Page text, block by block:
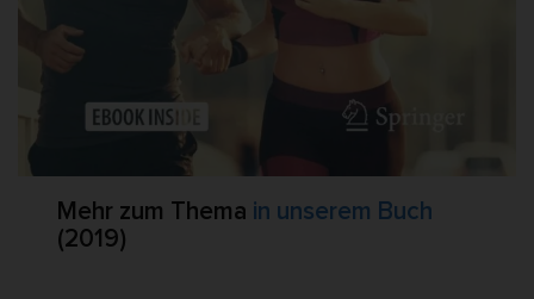
Mehr zum Thema in unserem Buch
(2019)